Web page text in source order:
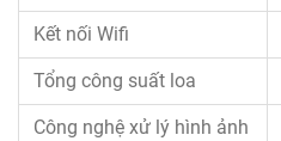
Kết nối Wifi
Tổng công suất loa
Công nghệ xử lý hình ảnh